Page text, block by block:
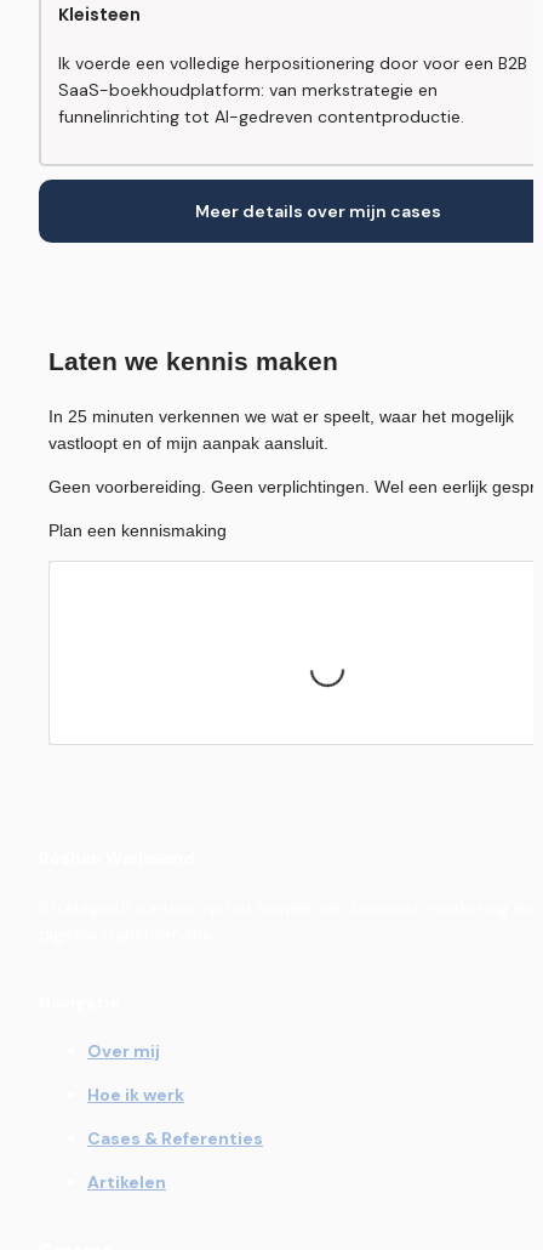
Kleisteen
Ik voerde een volledige herpositionering door voor een B2B
SaaS-boekhoudplatform: van merkstrategie en
funnelinrichting tot AI-gedreven contentproductie.
Meer details over mijn cases
Laten we kennis maken
In 25 minuten verkennen we wat er speelt, waar het mogelijk
vastloopt en of mijn aanpak aansluit.
Geen voorbereiding. Geen verplichtingen. Wel een eerlijk
Plan een kennismaking
Loading...
Over mij
Hoe ik werk
Cases & Referenties
Artikelen